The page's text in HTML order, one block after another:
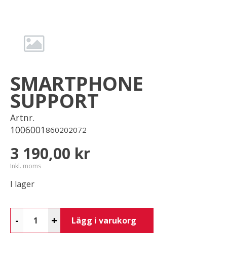
SMARTPHONE
SUPPORT
Artnr.
1006001860202072
3 190,00 kr
Inkl. moms
I lager
- + Lägg i varukorg